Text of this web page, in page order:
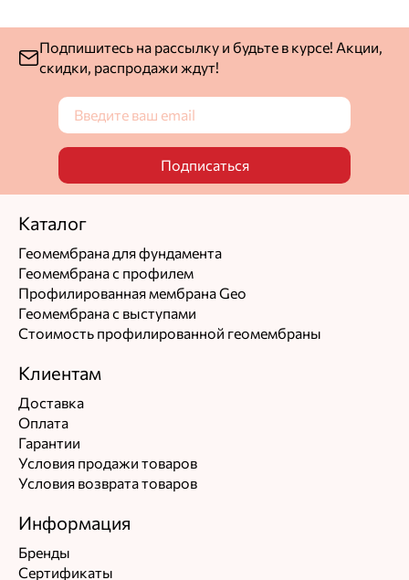
Подпишитесь на рассылку и будьте в курсе! Акции,
скидки, распродажи ждут!
Подписаться
Каталог
Геомембрана для фундамента
Геомембрана с профилем
Профилированная мембрана Geo
Геомембрана с выступами
Стоимость профилированной геомембраны
Клиентам
Доставка
Оплата
Гарантии
Условия продажи товаров
Условия возврата товаров
Информация
Бренды
Сертификаты